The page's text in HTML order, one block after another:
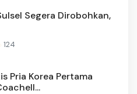
Segera Dirobohkan,
124
Pria Korea Pertama